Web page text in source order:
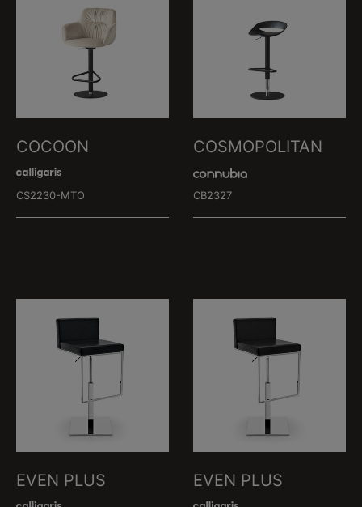
COCOON
CS2230-MTO
COSMOPOLITAN
CB2327
EVEN PLUS EVEN PLUS